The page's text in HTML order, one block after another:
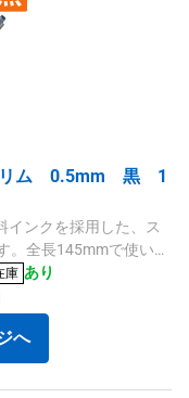
リム 0.5mm 黒 1
インクを採用した、ス
。全長145mmで使いや
庫 あり
へ